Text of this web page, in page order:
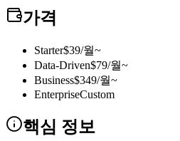
가격
Starter$39/월~
Data-Driven$79/월~
Business$349/월~
EnterpriseCustom
핵심 정보